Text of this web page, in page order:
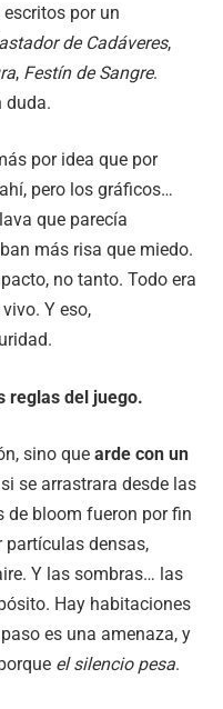
por un
de Cadáveres,
, Festín de Sangre.
duda.
por idea que por
pero los gráficos…
que parecía
más risa que miedo.
no tanto. Todo era
Y eso,
reglas del juego.
sino que arde con un
se arrastrara desde las
de bloom fueron por fin
densas,
Y las sombras… las
Hay habitaciones
es una amenaza, y
el silencio pesa.